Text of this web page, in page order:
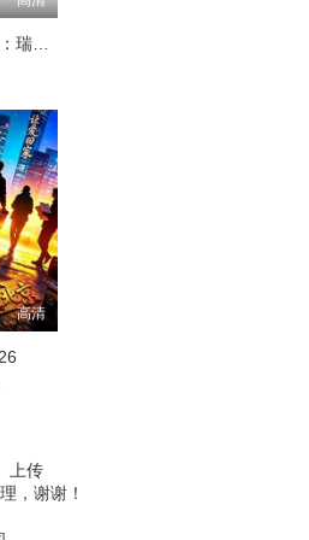
Trustor丑闻：瑞典金融案内幕
高清
上传
，谢谢！